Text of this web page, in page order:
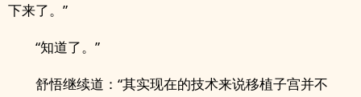
下来了。”
“知道了。”
舒悟继续道：“其实现在的技术来说移植子宫并不